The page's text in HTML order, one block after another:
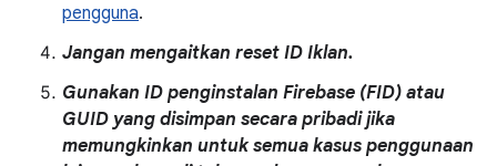
pengguna.
Jangan mengaitkan reset ID Iklan.
Gunakan ID penginstalan Firebase (FID) atau
GUID yang disimpan secara pribadi jika
memungkinkan untuk semua kasus penggunaan